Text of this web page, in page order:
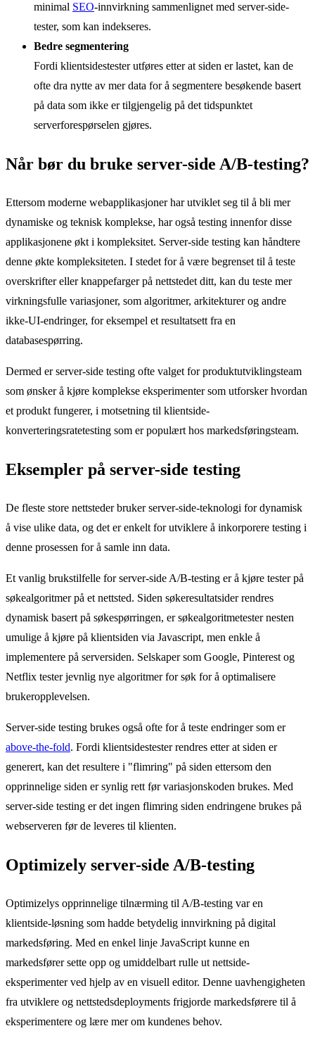
minimal SEO-innvirkning sammenlignet med server-side-
tester, som kan indekseres.
Bedre segmentering
Fordi klientsidestester utføres etter at siden er lastet, kan de
ofte dra nytte av mer data for å segmentere besøkende basert
på data som ikke er tilgjengelig på det tidspunktet
serverforespørselen gjøres.
Når bør du bruke server-side A/B-testing?
Ettersom moderne webapplikasjoner har utviklet seg til å bli mer
dynamiske og teknisk komplekse, har også testing innenfor disse
applikasjonene økt i kompleksitet. Server-side testing kan håndtere
denne økte kompleksiteten. I stedet for å være begrenset til å teste
overskrifter eller knappefarger på nettstedet ditt, kan du teste mer
virkningsfulle variasjoner, som algoritmer, arkitekturer og andre
ikke-UI-endringer, for eksempel et resultatsett fra en
databasespørring.
Dermed er server-side testing ofte valget for produktutviklingsteam
som ønsker å kjøre komplekse eksperimenter som utforsker hvordan
et produkt fungerer, i motsetning til klientside-
konverteringsratetesting som er populært hos markedsføringsteam.
Eksempler på server-side testing
De fleste store nettsteder bruker server-side-teknologi for dynamisk
å vise ulike data, og det er enkelt for utviklere å inkorporere testing i
denne prosessen for å samle inn data.
Et vanlig brukstilfelle for server-side A/B-testing er å kjøre tester på
søkealgoritmer på et nettsted. Siden søkeresultatsider rendres
dynamisk basert på søkespørringen, er søkealgoritmetester nesten
umulige å kjøre på klientsiden via Javascript, men enkle å
implementere på serversiden. Selskaper som Google, Pinterest og
Netflix tester jevnlig nye algoritmer for søk for å optimalisere
brukeropplevelsen.
Server-side testing brukes også ofte for å teste endringer som er
above-the-fold. Fordi klientsidestester rendres etter at siden er
generert, kan det resultere i "flimring" på siden ettersom den
opprinnelige siden er synlig rett før variasjons­koden brukes. Med
server-side testing er det ingen flimring siden endringene brukes på
webserveren før de leveres til klienten.
Optimizely server-side A/B-testing
Optimizelys opprinnelige tilnærming til A/B-testing var en
klientside-løsning som hadde betydelig innvirkning på digital
markedsføring. Med en enkel linje JavaScript kunne en
markedsfører sette opp og umiddelbart rulle ut nettside-
eksperimenter ved hjelp av en visuell editor. Denne uavhengigheten
fra utviklere og nettstedsdeployments frigjorde markedsførere til å
eksperimentere og lære mer om kundenes behov.